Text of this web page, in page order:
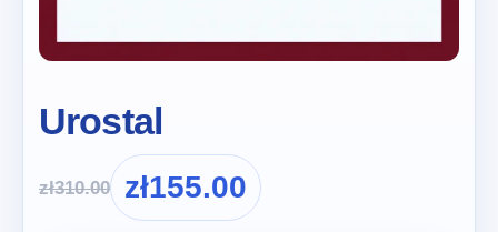
Urostal
zł310.00 zł155.00